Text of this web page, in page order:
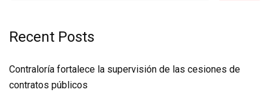
Recent Posts
Contraloría fortalece la supervisión de las cesiones de
contratos públicos